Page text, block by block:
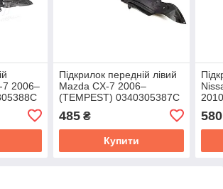
7 2006–
Підкрилок передній лівий
Mazda CX-7 2006–
(TEMPEST) 0340305387C
485₴
Купити
580